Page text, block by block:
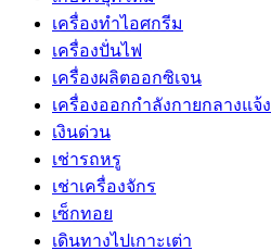
เครื่องทำไอศกรีม
เครื่องปั่นไฟ
เครื่องผลิตออกซิเจน
เครื่องออกกำลังกายกลางแจ้ง
เงินด่วน
เช่ารถหรู
เช่าเครื่องจักร
เซ็กทอย
เดินทางไปเกาะเต่า